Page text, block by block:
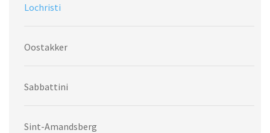
Lochristi
Oostakker
Sabbattini
Sint-Amandsberg